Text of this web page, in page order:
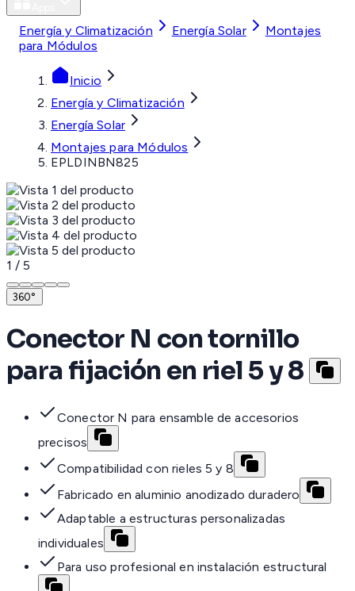
Energía y Climatización Energía Solar
Montajes
para Módulos
Inicio
Energía y Climatización
Energía Solar
Montajes para Módulos
EPLDINBN825
1 / 5
360°
Conector N con tornillo
para fijación en riel 5 y 8
Conector N para ensamble de accesorios
precisos
Compatibilidad con rieles 5 y 8
Fabricado en aluminio anodizado duradero
Adaptable a estructuras personalizadas
individuales
Para uso profesional en instalación estructural